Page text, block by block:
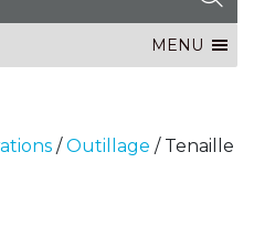
MENU
/Outillage / Tenaille